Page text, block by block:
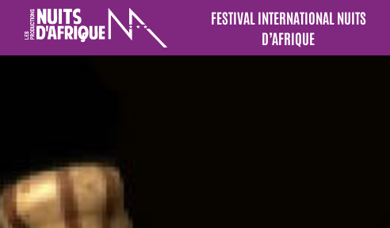
FESTIVAL INTERNATIONAL NUITS
D’AFRIQUE